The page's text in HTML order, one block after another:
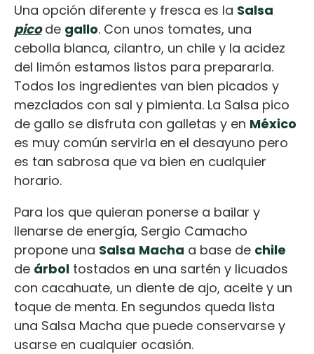
Una opción diferente y fresca es la Salsa
picode gallo. Con unos tomates, una
cebolla blanca, cilantro, un chile y la acidez
del limón estamos listos para prepararla.
Todos los ingredientes van bien picados y
mezclados con sal y pimienta. La Salsa pico
de gallo se disfruta con galletas y en México
es muy común servirla en el desayuno pero
es tan sabrosa que va bien en cualquier
horario.
Para los que quieran ponerse a bailar y
llenarse de energía, Sergio Camacho
propone una Salsa Macha a base de chile
de árbol tostados en una sartén y licuados
con cacahuate, un diente de ajo, aceite y un
toque de menta. En segundos queda lista
una Salsa Macha que puede conservarse y
usarse en cualquier ocasión.